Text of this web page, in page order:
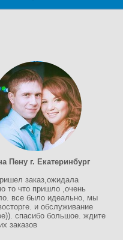
Пену г. Екатеринбург
заказ,ожидала
то что пришло ,очень
все было идеально, мы
и обслуживание
спасибо большое. ждите
заказов